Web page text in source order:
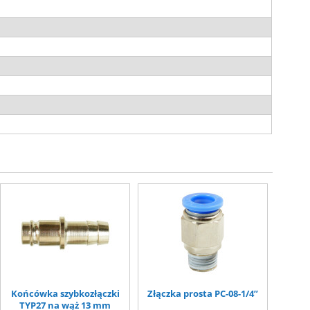
Końcówka szybkozłączki
TYP27 na wąż 13 mm
Złączka prosta PC-08-1/4”